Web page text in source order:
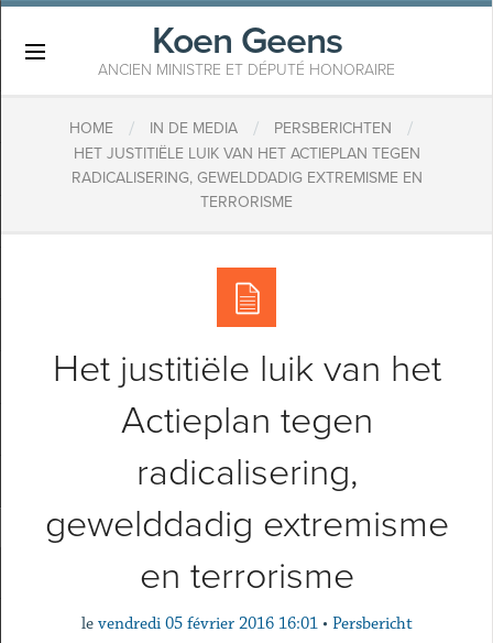
Koen Geens
ANCIEN MINISTRE ET DÉPUTÉ HONORAIRE
HOME / IN DE MEDIA / PERSBERICHTEN /
HET JUSTITIËLE LUIK VAN HET ACTIEPLAN TEGEN
RADICALISERING, GEWELDDADIG EXTREMISME EN
TERRORISME
Het justitiële luik van het
Actieplan tegen
radicalisering,
gewelddadig extremisme
en terrorisme
le vendredi 05 février 2016 16:01 • Persbericht